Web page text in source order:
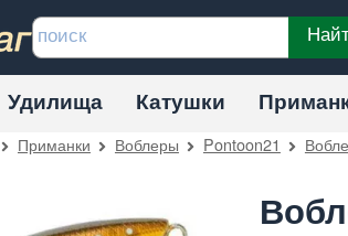
Удилища Катушки
Приманки Воблеры Pontoon21